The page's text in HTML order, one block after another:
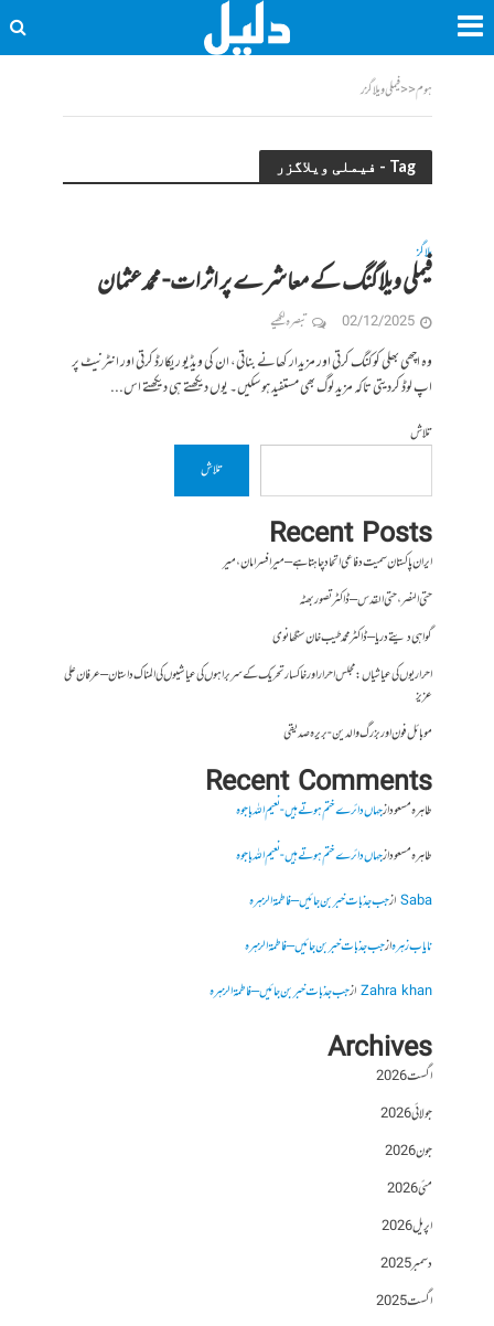
ہوم<<فیملی ویلاگزر
Tag - فیملی ویلاگزر
بلاگز
فیملی ویلاگنگ کے معاشرے پر اثرات- محمدعثمان
02/12/2025 تبصرہ لکھیے
وہ اچھی بھلی کوکنگ کرتی اور مزیدار کھانے بناتی، ان کی ویڈیو ریکارڈ کرتی اور انٹرنیٹ پر
اپ لوڈ کردیتی تاکہ مزید لوگ بھی مستفید ہو سکیں۔ یوں دیکھتے ہی دیکھتے اس...
تلاش
تلاش
Recent Posts
ایران پاکستان سمیت دفاعی اتحاد چاہتا ہے – میر افسر امان،میر
حتی النصر ، حتی القدس – ڈاکٹر تصور بھٹہ
گواہی دیتے دریا – ڈاکٹر محمد طیب خان سنگھانوی
احراریوں کی عیاشیاں : مجلس احرار اور خاکسار تحریک کے سربراہوں کی عیاشیوں کی المناک داستان – عرفان علی
عزیز
موبائل فون اور بزرگ والدین- بریرہ صدیقی
Recent Comments
طاہرہ مسعودازجہاں دائرے ختم ہوتے ہیں- نعیم اللہ باجوہ
طاہرہ مسعودازجہاں دائرے ختم ہوتے ہیں- نعیم اللہ باجوہ
Sabaازجب جذبات خبر بن جائیں – فاطمۃالزہرہ
نایاب زہرہازجب جذبات خبر بن جائیں – فاطمۃالزہرہ
Zahra khanازجب جذبات خبر بن جائیں – فاطمۃالزہرہ
Archives
اگست 2026
جولائی 2026
جون 2026
مئی 2026
اپریل 2026
دسمبر 2025
اگست 2025